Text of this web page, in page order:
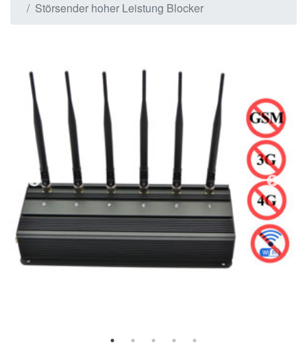
Störsender hoher Leistung Blocker